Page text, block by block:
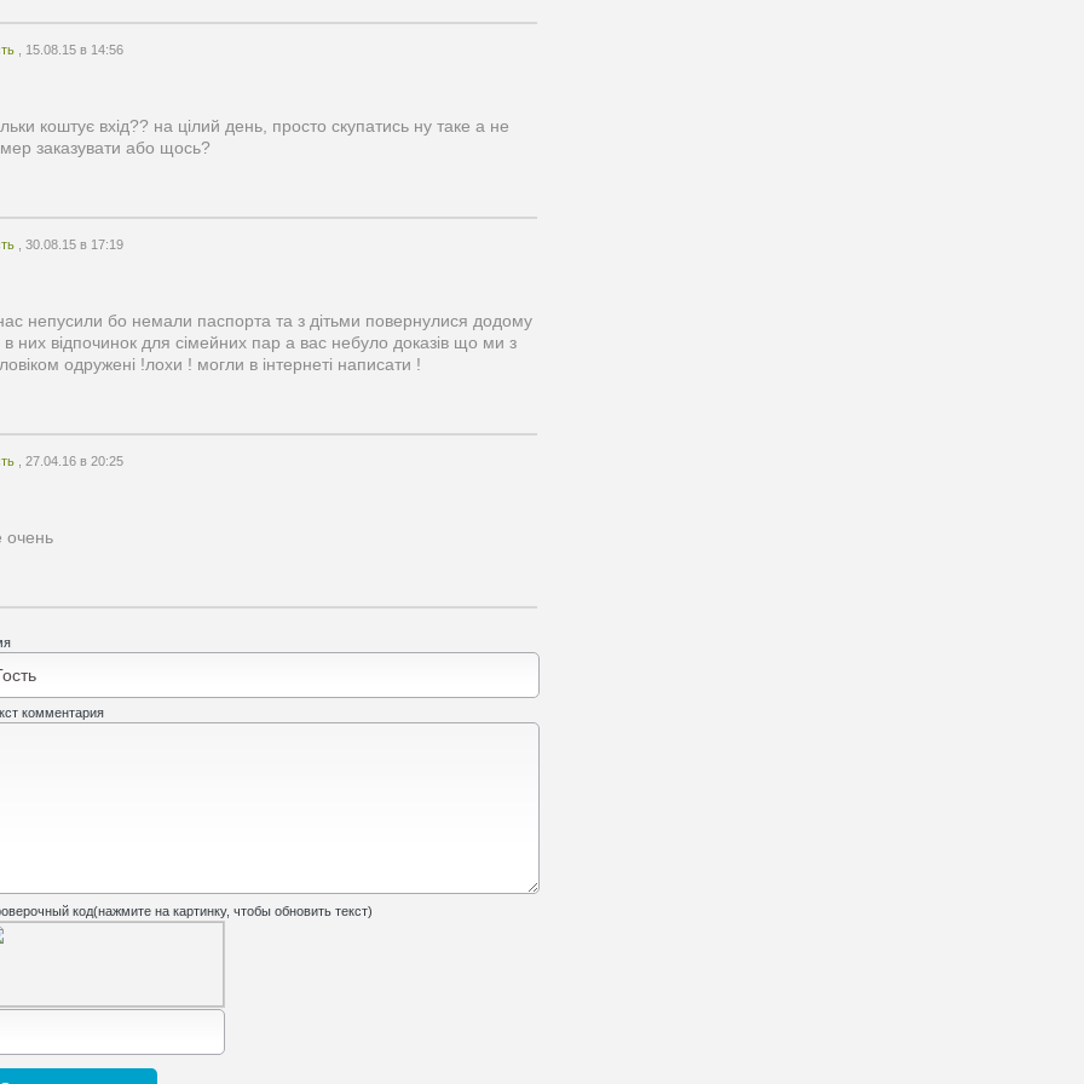
, 15.08.15 в 14:56
коштує вхід?? на цілий день, просто скупатись ну таке а не
заказувати або щось?
, 30.08.15 в 17:19
непусили бо немали паспорта та з дітьми повернулися додому
в них відпочинок для сімейних пар а вас небуло доказів що ми з
одружені !лохи ! могли в інтернеті написати !
, 27.04.16 в 20:25
очень
комментария
код(нажмите на картинку, чтобы обновить текст)